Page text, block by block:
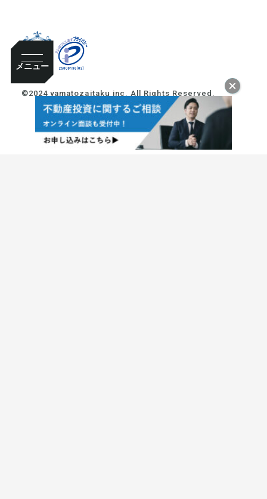
メニュー
10:00~18:00
東京本社 大阪本社
プライベート
相談お申し込み
©2024 yamatozaitaku inc. All Rights Reserved.